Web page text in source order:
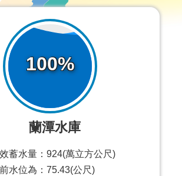
100%
蘭潭水庫
蓄水量：924(萬立方公尺)
水位為：75.43(公尺)